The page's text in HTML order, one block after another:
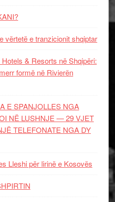
vërtetë e tranzicionit shqiptar
& Resorts në Shqipëri:
formë në Rivierën
E SPANJOLLES NGA
NË LUSHNJE — 29 VJET
TELEFONATE NGA DY
Lleshi për lirinë e Kosovës